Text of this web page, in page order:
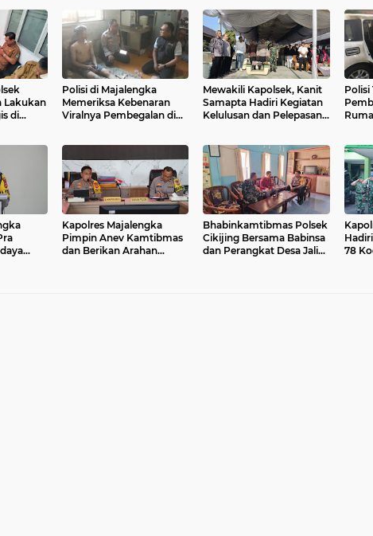
Lakukan
di
Polisi di Majalengka
Memeriksa Kebenaran
Viralnya Pembegalan di
Mewakili Kapolsek, Kanit
Samapta Hadiri Kegiatan
Kelulusan dan Pelepasan
Polisi
Kapolres Majalengka
Pimpin Anev Kamtibmas
dan Berikan Arahan
Bhabinkamtibmas Polsek
Cikijing Bersama Babinsa
dan Perangkat Desa Jalin
78